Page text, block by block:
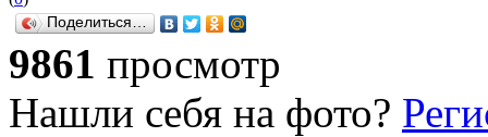
Поделиться…
9861 просмотр
Нашли себя на фото?